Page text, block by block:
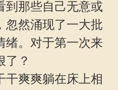
到那些自己无意或
忽然涌现了一大批
绪。对于第一次来
了？
爽爽躺在床上相